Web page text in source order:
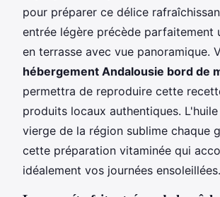
pour préparer ce délice
entrée légère précède parfaitement
en terrasse avec vue panoramique.
hébergement Andalousie bord de
permettra de reproduire cette
produits locaux authentiques.
vierge de la région sublime chaque
cette préparation vitaminée qui
idéalement vos journées ensoleillées.